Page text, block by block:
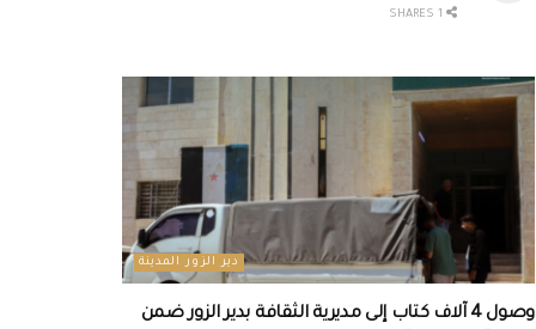
دير الزور المدينة
وصول 4 آلاف كتاب إلى مديرية الثقافة بدير الزور ضمن